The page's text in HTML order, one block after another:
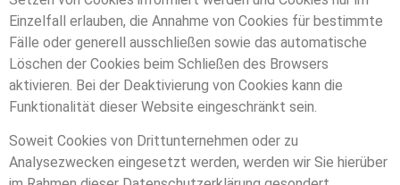
Einzelfall erlauben, die Annahme von Cookies für bestimmte
Fälle oder generell ausschließen sowie das automatische
Löschen der Cookies beim Schließen des Browsers
aktivieren. Bei der Deaktivierung von Cookies kann die
Funktionalität dieser Website eingeschränkt sein.
Soweit Cookies von Drittunternehmen oder zu
Analysezwecken eingesetzt werden, werden wir Sie hierüber